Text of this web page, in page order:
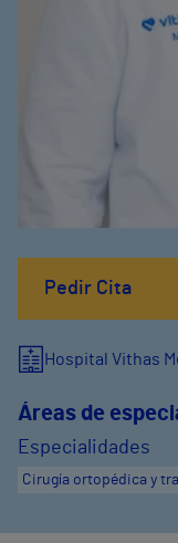
Pedir Cita
Hospital Vithas
Áreas de
Especialidades
Cirugía ortopédica y